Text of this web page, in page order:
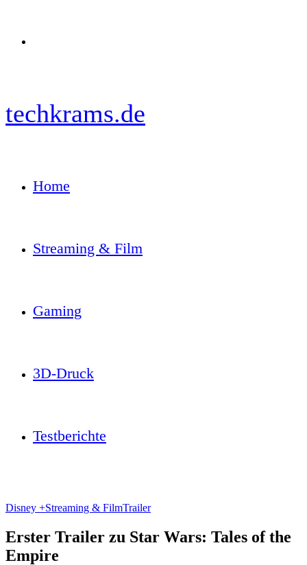
techkrams.de
Home
Streaming & Film
Gaming
3D-Druck
Testberichte
Disney +Streaming & FilmTrailer
Erster Trailer zu Star Wars: Tales of the
Empire